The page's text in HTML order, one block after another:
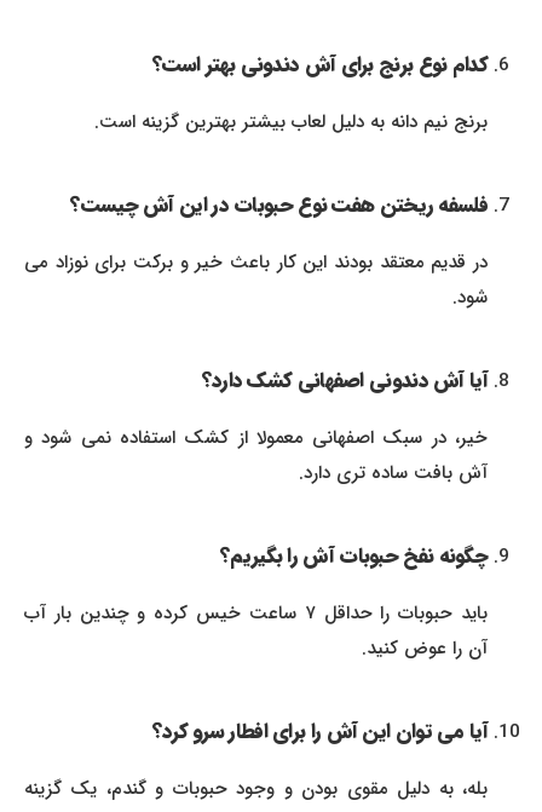
کدام نوع برنج برای آش دندونی بهتر است؟
برنج نیم دانه به دلیل لعاب بیشتر بهترین گزینه است.
فلسفه ریختن هفت نوع حبوبات در این آش چیست؟
در قدیم معتقد بودند این کار باعث خیر و برکت برای نوزاد می
شود.
آیا آش دندونی اصفهانی کشک دارد؟
خیر، در سبک اصفهانی معمولا از کشک استفاده نمی شود و
آش بافت ساده تری دارد.
چگونه نفخ حبوبات آش را بگیریم؟
باید حبوبات را حداقل ۷ ساعت خیس کرده و چندین بار آب
آن را عوض کنید.
آیا می توان این آش را برای افطار سرو کرد؟
بله، به دلیل مقوی بودن و وجود حبوبات و گندم، یک گزینه